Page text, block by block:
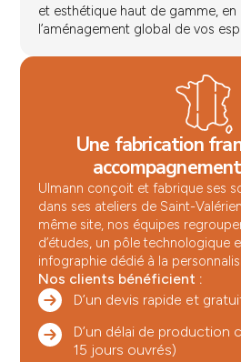
et esthétique haut de gamme,
l’aménagement global de vos
Une fabrication
Ulmann conçoit et fabrique ses
dans ses ateliers de Saint-
même site, nos équipes
d’études, un pôle technologique
infographie dédié à la
Nos clients bénéficient :
D’un devis rapide et
D’un délai de production
15 jours ouvrés)